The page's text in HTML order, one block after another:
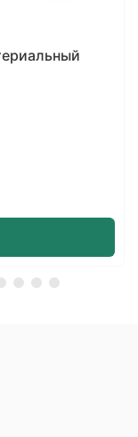
Int'Air